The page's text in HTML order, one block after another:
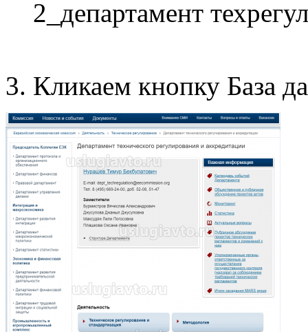
2_департамент
3. Кликаем кнопку База